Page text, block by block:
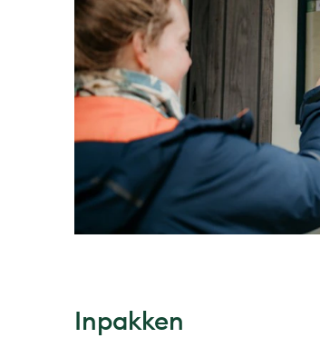
Inpakken